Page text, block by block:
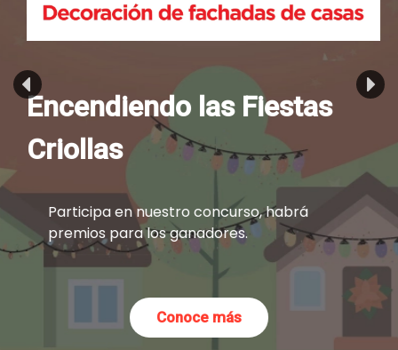
Encendiendo las Fiestas
Criollas
Participa en nuestro concurso, habrá
premios para los ganadores.
Conoce más
Juventour Criollo 2026
Participa de la Competencia de Canto,
Baile e Imitación: Juventour Criollo 2026
Conoce más